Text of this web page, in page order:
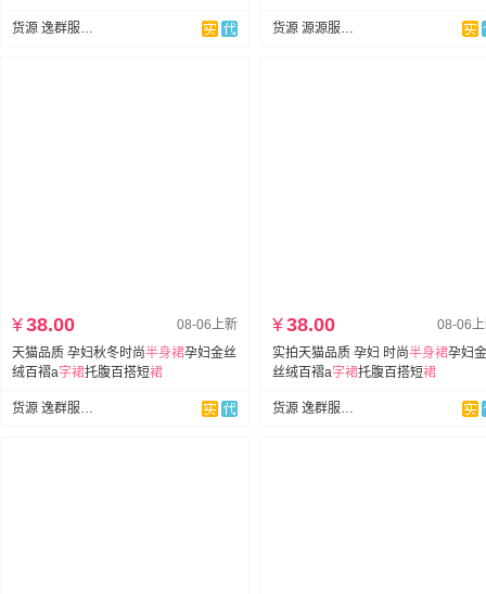
货源 逸群服饰孕妇装 货源 源源服饰-大量现货
08-06上新
¥38.00
天猫品质 孕妇秋冬时尚半身裙孕妇金丝
绒百褶a字裙托腹百搭短裙
货源 逸群服饰孕妇装
08-06
¥38.00
实拍天猫品质 孕妇 时尚半身裙孕妇金
丝绒百褶a字裙托腹百搭短裙
货源 逸群服饰孕妇装